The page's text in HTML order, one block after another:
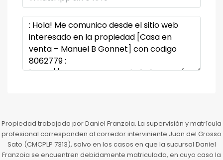
Propiedad trabajada por Daniel Franzoia. La supervisión y matrícula
profesional corresponden al corredor interviniente Juan del Grosso
Sato (CMCPLP 7313), salvo en los casos en que la sucursal Daniel
Franzoia se encuentren debidamente matriculada, en cuyo caso la